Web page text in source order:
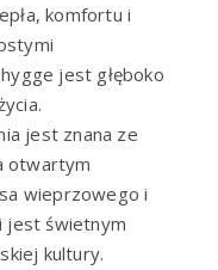
komfortu i
jest głęboko
jest znana ze
otwartym
wieprzowego i
jest świetnym
kultury.